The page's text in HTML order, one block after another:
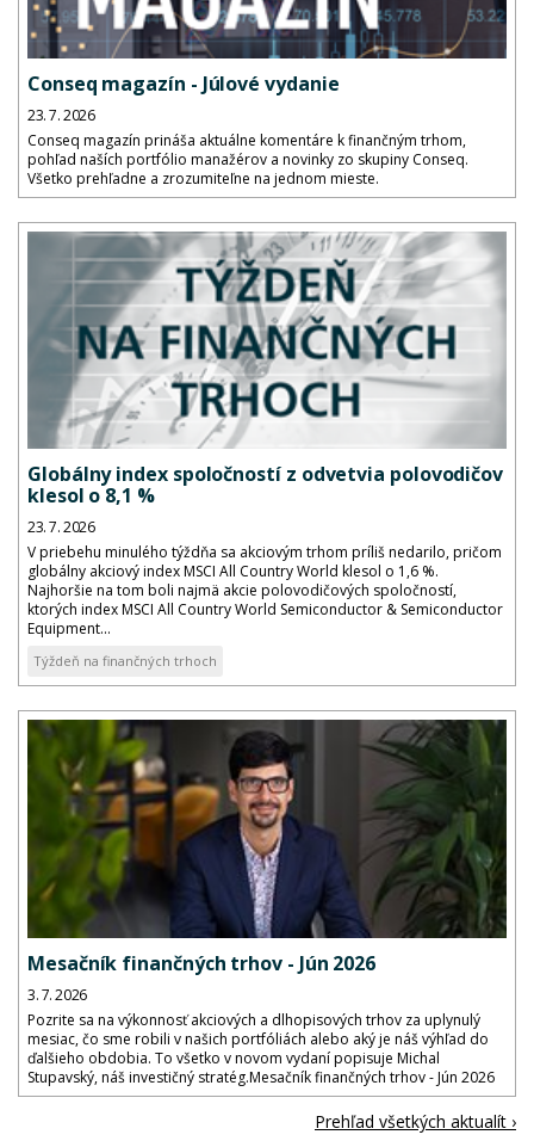
Conseq magazín - Júlové vydanie
23. 7. 2026
Conseq magazín prináša aktuálne komentáre k finančným trhom,
pohľad naších portfólio manažérov a novinky zo skupiny Conseq.
Všetko prehľadne a zrozumiteľne na jednom mieste.
Globálny index spoločností z odvetvia polovodičov
klesol o 8,1 %
23. 7. 2026
V priebehu minulého týždňa sa akciovým trhom príliš nedarilo, pričom
globálny akciový index MSCI All Country World klesol o 1,6 %.
Najhoršie na tom boli najmä akcie polovodičových spoločností,
ktorých index MSCI All Country World Semiconductor & Semiconductor
Equipment...
Týždeň na finančných trhoch
Mesačník finančných trhov - Jún 2026
3. 7. 2026
Pozrite sa na výkonnosť akciových a dlhopisových trhov za uplynulý
mesiac, čo sme robili v našich portfóliách alebo aký je náš výhľad do
ďalšieho obdobia. To všetko v novom vydaní popisuje Michal
Stupavský, náš investičný stratég.Mesačník finančných trhov - Jún 2026
Prehľad všetkých aktualít ›